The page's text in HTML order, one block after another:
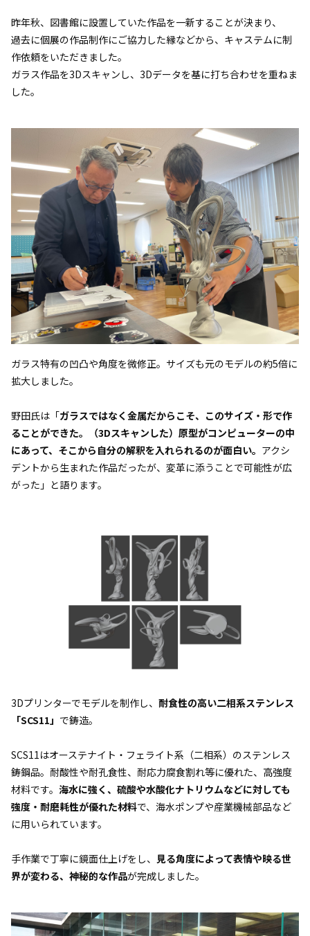
昨年秋、図書館に設置していた作品を一新することが決まり、
過去に個展の作品制作にご協力した縁などから、キャステムに制
作依頼をいただきました。
ガラス作品を3Dスキャンし、3Dデータを基に打ち合わせを重ねま
した。
ガラス特有の凹凸や角度を微修正。サイズも元のモデルの約5倍に
拡大しました。
野田氏は「ガラスではなく金属だからこそ、このサイズ・形で作
ることができた。（3Dスキャンした）原型がコンピューターの中
にあって、そこから自分の解釈を入れられるのが面白い。 アクシ
デントから生まれた作品だったが、変革に添うことで可能性が広
がった」と語ります。
3Dプリンターでモデルを制作し、 耐食性の高い二相系ステンレス
「SCS11」 で鋳造。
SCS11はオーステナイト・フェライト系（二相系）のステンレス
鋳鋼品。耐酸性や耐孔食性、耐応力腐食割れ等に優れた、高強度
材料です。 海水に強く、硫酸や水酸化ナトリウムなどに対しても
強度・耐磨耗性が優れた材料で、海水ポンプや産業機械部品など
に用いられています。
手作業で丁寧に鏡面仕上げをし、 見る角度によって表情や映る世
界が変わる、神秘的な作品が完成しました。